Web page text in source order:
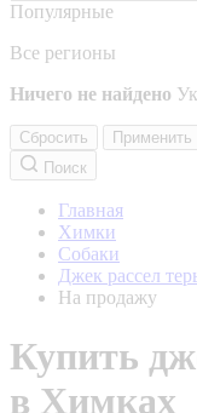
Популярные
Все регионы
Ничего не найдено
Сбросить
Применить
Поиск
Главная
Химки
Собаки
Джек рассел
На продажу
Купить
в Химках